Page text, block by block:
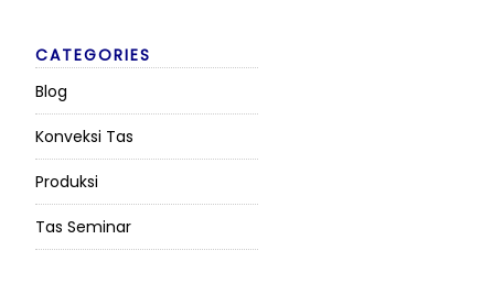
CATEGORIES
Blog
Konveksi Tas
Produksi
Tas Seminar